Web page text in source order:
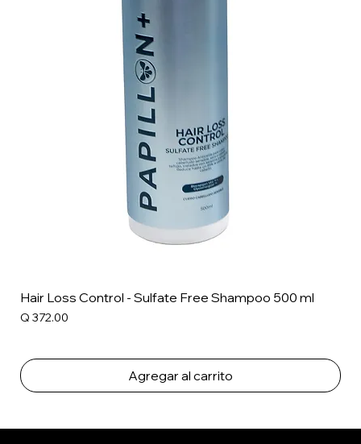
Hair Loss Control - Sulfate Free Shampoo 500 ml
Precio
Q 372.00
Agregar al carrito